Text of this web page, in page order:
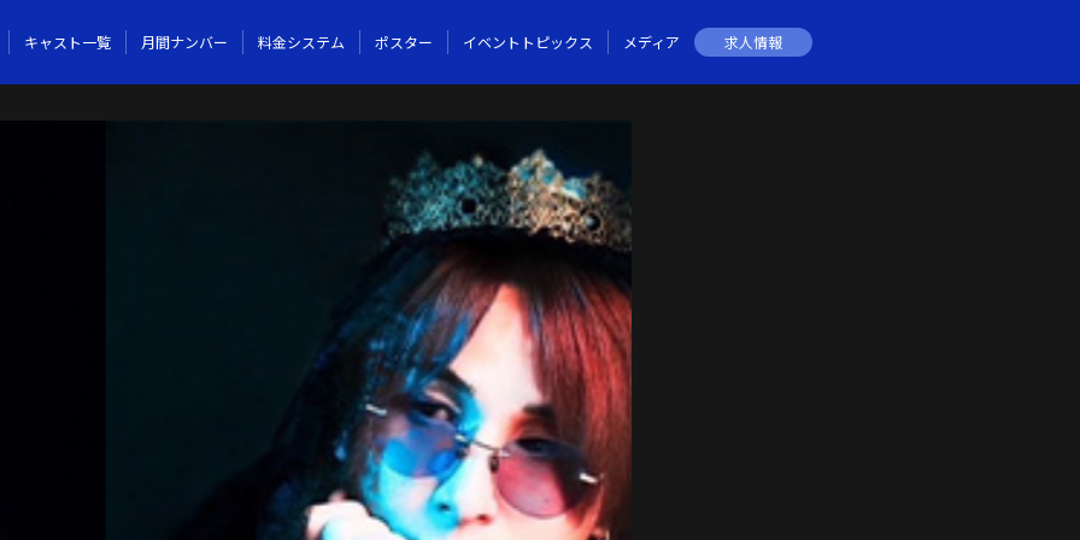
求人情報
キャスト一覧 月間ナンバー 料金システム ポスター イベントトピックス メディア